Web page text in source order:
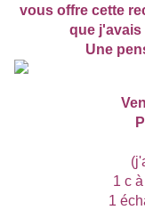
vous offre cette
que j'avais
Une
1 c
1